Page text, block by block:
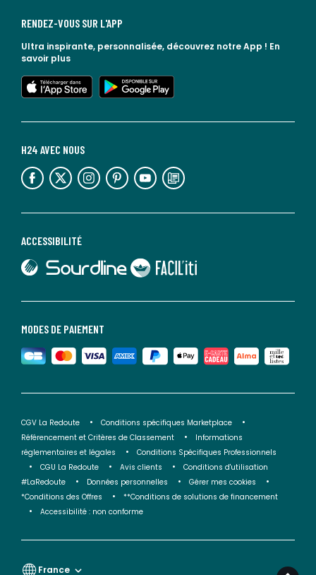
MODES DE PAIEMENT
ACCESSIBILITÉ
lien vers Sourdline
lien vers Faciliti
H24 AVEC NOUS
lien vers l'espace réseaux sociaux lien vers l'espace réseaux sociaux lien vers l'espace réseaux sociaux lien vers l'espace réseaux sociaux lien vers l'espace réseaux sociaux lien vers le blog la redoute
RENDEZ-VOUS SUR L'APP
Ultra inspirante, personnalisée, découvrez notre App ! En
savoir plus
lien vers l'app store
lien vers google play
CGV La Redoute
Conditions spécifiques Marketplace
Référencement et Critères de Classement
Informations
réglementaires et légales
Conditions Spécifiques Professionnels
CGU La Redoute
Avis clients
Conditions d'utilisation
#LaRedoute
Données personnelles
Gérer mes cookies
*Conditions des Offres
**Conditions de solutions de financement
Accessibilité : non conforme
France